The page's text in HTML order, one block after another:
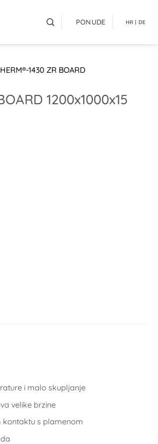
PONUDE HR | DE
1430 ZR BOARD
1200x1000x15
i malo skupljanje
velike brzine
kontaktu s plamenom